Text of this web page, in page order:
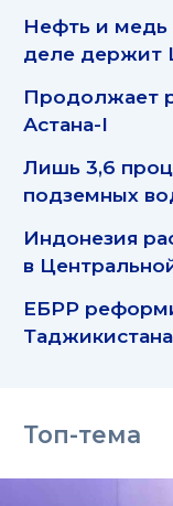
Нефть и медь
деле держит
Продолжает
Астана-I
Лишь 3,6
подземных
Индонезия
в
ЕБРР
Таджикистана
Топ-тема